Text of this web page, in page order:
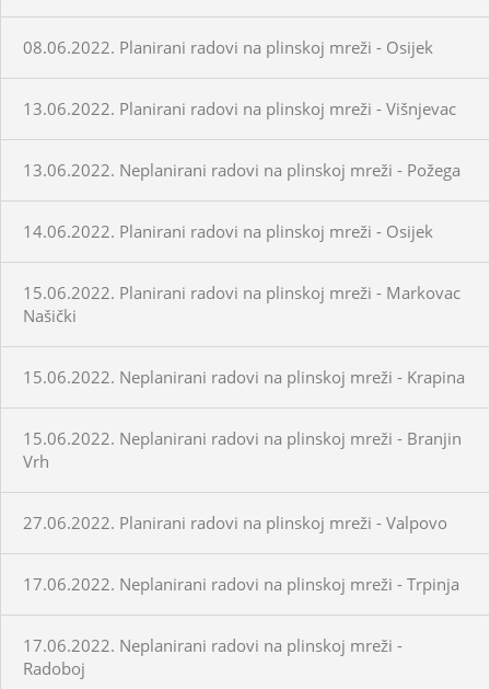
08.06.2022. Planirani radovi na plinskoj mreži - Osijek
13.06.2022. Planirani radovi na plinskoj mreži - Višnjevac
13.06.2022. Neplanirani radovi na plinskoj mreži - Požega
14.06.2022. Planirani radovi na plinskoj mreži - Osijek
15.06.2022. Planirani radovi na plinskoj mreži - Markovac
Našički
15.06.2022. Neplanirani radovi na plinskoj mreži - Krapina
15.06.2022. Neplanirani radovi na plinskoj mreži - Branjin
Vrh
27.06.2022. Planirani radovi na plinskoj mreži - Valpovo
17.06.2022. Neplanirani radovi na plinskoj mreži - Trpinja
17.06.2022. Neplanirani radovi na plinskoj mreži -
Radoboj